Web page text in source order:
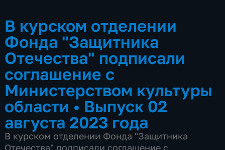
В курском отделении
Фонда "Защитника
Отечества" подписали
соглашение с
Министерством культуры
области • Выпуск 02
августа 2023 года
В курском отделении Фонда "Защитника
Отечества" подписали соглашение с